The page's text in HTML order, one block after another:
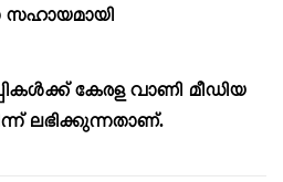
സഹായമായി
കേരള വാണി മീഡിയ
ലഭിക്കുന്നതാണ്.